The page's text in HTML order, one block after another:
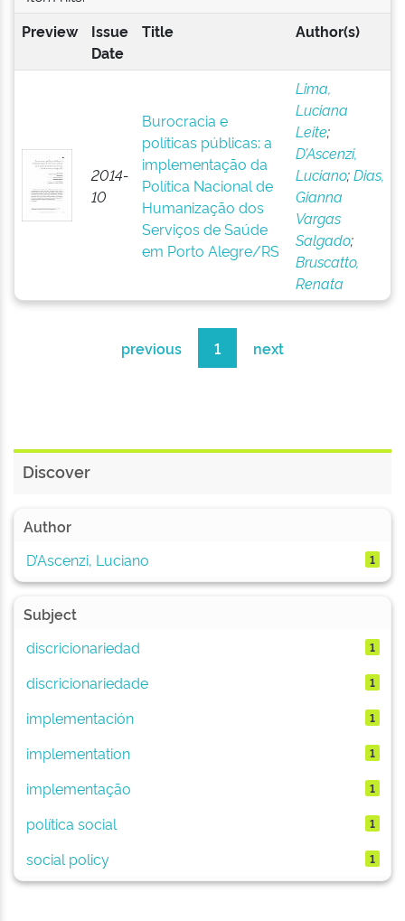
Preview
Issue
Date
Title Author(s)
2014-
10
Burocracia e
políticas públicas: a
implementação da
Política Nacional de
Humanização dos
Serviços de Saúde
em Porto Alegre/RS
Lima,
Luciana
Leite;
D’Ascenzi,
Luciano;Dias,
Gianna
Vargas
Salgado;
Bruscatto,
Renata
previous 1 next
Discover
Author
D’Ascenzi, Luciano
1
Subject
discricionariedad
1
discricionariedade 1
implementación 1
implementation 1
implementação 1
política social 1
social policy 1